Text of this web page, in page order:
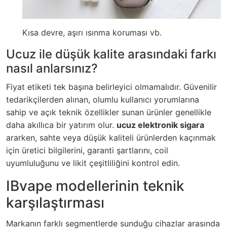
Kısa devre, aşırı ısınma koruması vb.
Ucuz ile düşük kalite arasındaki farkı
nasıl anlarsınız?
Fiyat etiketi tek başına belirleyici olmamalıdır. Güvenilir
tedarikçilerden alınan, olumlu kullanıcı yorumlarına
sahip ve açık teknik özellikler sunan ürünler genellikle
daha akıllıca bir yatırım olur. ucuz elektronik sigara
ararken, sahte veya düşük kaliteli ürünlerden kaçınmak
için üretici bilgilerini, garanti şartlarını, coil
uyumluluğunu ve likit çeşitliliğini kontrol edin.
IBvape modellerinin teknik
karşılaştırması
Markanın farklı segmentlerde sunduğu cihazlar arasında